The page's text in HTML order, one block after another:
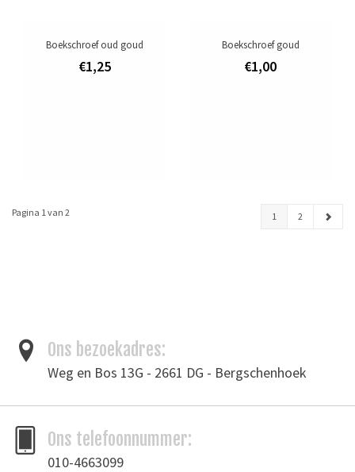
Boekschroef oud goud
€1,25
Boekschroef goud
€1,00
Pagina 1 van 2 1 2
Ons bezoekadres:
Weg en Bos 13G - 2661 DG - Bergschenhoek
Ons telefoonnummer:
010-4663099